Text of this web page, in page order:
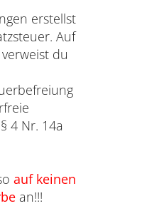
erstellst
Auf
du
4 Nr. 14a
auf keinen
an!!!